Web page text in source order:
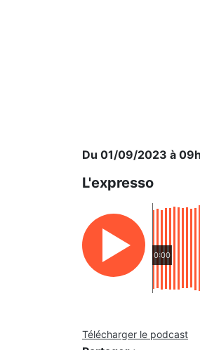
Du 01/09/2023 à
L'expresso
0:00
Télécharger le podcast